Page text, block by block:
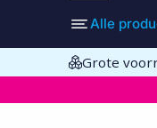
Alle
Grote